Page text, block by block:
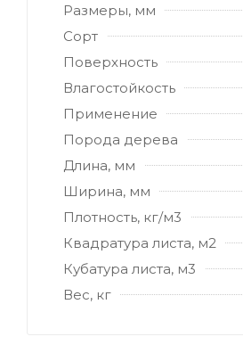
Размеры, мм
Сорт
Поверхность
Влагостойкость
Применение
Порода дерева
Длина, мм
Ширина, мм
Плотность, кг/м3
Квадратура листа, м2
Кубатура листа, м3
Вес, кг